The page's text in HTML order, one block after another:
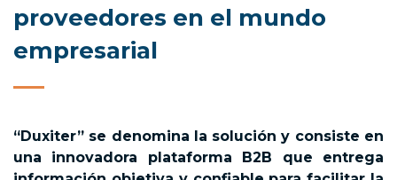
proveedores en el mundo
empresarial
“Duxiter” se denomina la solución y consiste en
una innovadora plataforma B2B que entrega